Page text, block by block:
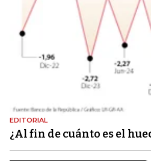
EDITORIAL
¿Al fin de cuánto es el